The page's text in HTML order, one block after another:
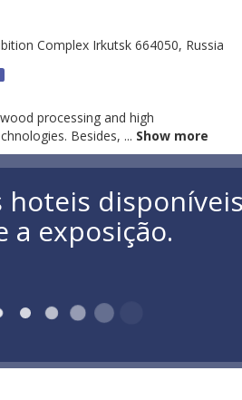
Complex Irkutsk 664050, Russia
processing and high
Besides, ... Show more
hoteis
a exposição.